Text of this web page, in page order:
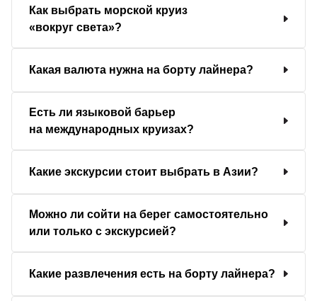
Как выбрать морской круиз
«вокруг света»?
Какая валюта нужна на борту лайнера?
Есть ли языковой барьер
на международных круизах?
Какие экскурсии стоит выбрать в Азии?
Можно ли сойти на берег самостоятельно
или только с экскурсией?
Какие развлечения есть на борту лайнера?